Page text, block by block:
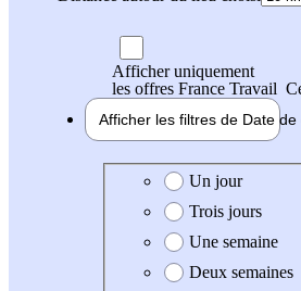
Afficher uniquement
les offres France Travail
Afficher les filtres de Date de
Date de création de l'offre
Un jour
Trois jours
Une semaine
Deux semaines